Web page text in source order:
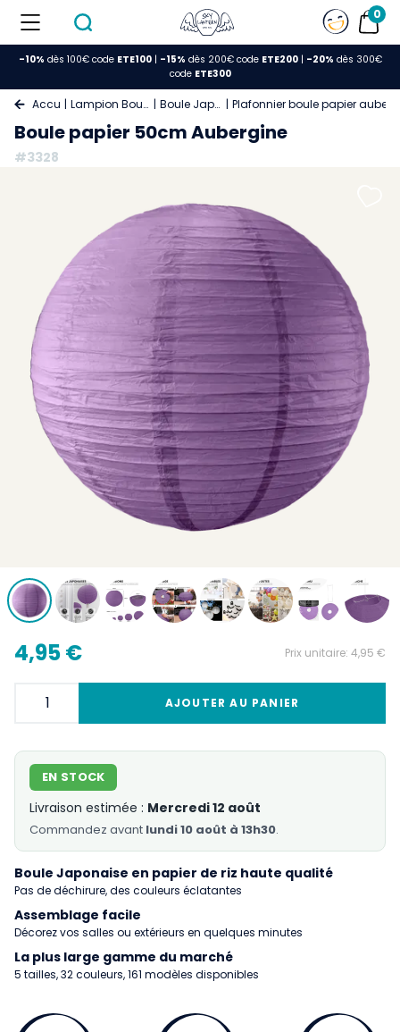
0
-10% dès 100€ code ETE100| -15% dès 200€ code ETE200| -20% dès 300€
code ETE300
Accueil Lampion Boule Papier Boule Japonaise Plafonnier boule papier
Boule papier 50cm Aubergine
#3328
4,95 € Prix unitaire: 4,95 €
AJOUTER AU PANIER
Boule Japonaise en papier de riz haute qualité
Pas de déchirure, des couleurs éclatantes
Assemblage facile
Décorez vos salles ou extérieurs en quelques minutes
La plus large gamme du marché
5 tailles, 32 couleurs, 161 modèles disponibles
EN STOCK
Livraison estimée : Mercredi 12 août
Commandez avant lundi 10 août à 13h30.